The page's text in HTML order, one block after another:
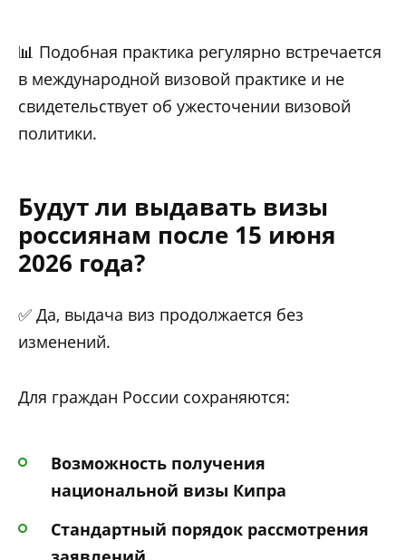
📊 Подобная практика регулярно встречается
в международной визовой практике и не
свидетельствует об ужесточении визовой
политики.
Будут ли выдавать визы
россиянам после 15 июня
2026 года?
✅ Да, выдача виз продолжается без
изменений.
Для граждан России сохраняются:
Возможность получения
национальной визы Кипра
Стандартный порядок рассмотрения